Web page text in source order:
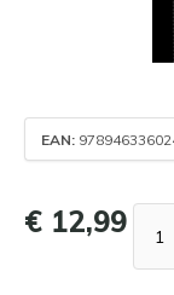
EAN:
€ 12,99